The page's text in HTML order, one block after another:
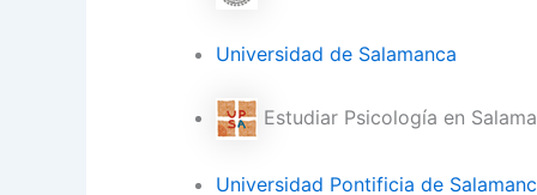
Universidad de Salamanca
Estudiar Psicología en
Universidad Pontificia de